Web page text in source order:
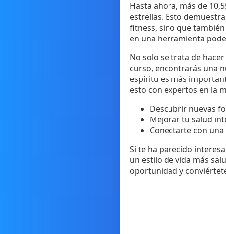
Hasta ahora, más de
estrellas. Esto
fitness, sino que
en una herramienta
No solo se trata de
curso, encontrarás una
espíritu es más
esto con expertos en la
Descubrir nuevas
Mejorar tu salud
Conectarte con
Si te ha parecido
un estilo de vida más
oportunidad y